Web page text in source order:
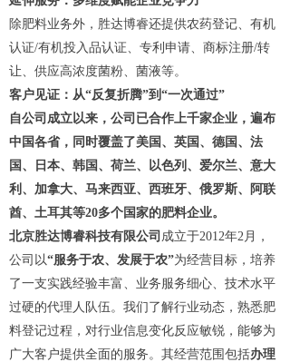
除肥料业务外，胜达博睿还提供农药登记、有机
认证/有机投入品认证、专利申请、商标注册/转
让、供应高浓度菌粉、菌液等。
客户见证：从“反复折腾”到“一次通过”
自公司成立以来，公司已合作上千家企业，遍布
中国各省，同时覆盖了美国、英国、德国、法
国、日本、韩国、荷兰、以色列、爱尔兰、意大
利、加拿大、马来西亚、西班牙、俄罗斯、阿联
酋、土耳其等20多个国家的肥料企业。
北京胜达博睿科技有限公司 成立于2012年2月，
公司以“服务于农、发展于农”为经营目标，培养
了一支实践经验丰富、业务服务细心、技术水平
过硬的代理人队伍。我们了解行业动态，熟悉肥
料登记过程，对行业信息变化反应敏锐，能够为
广大客户提供全面的服务。其经营范围包括办理